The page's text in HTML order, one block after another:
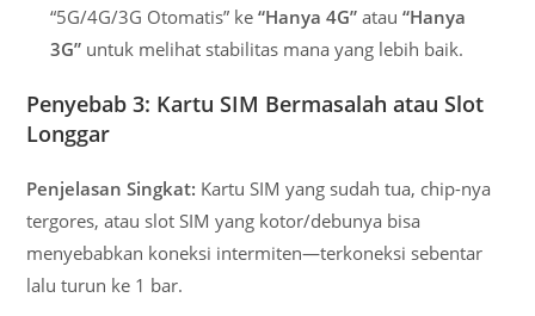
“5G/4G/3G Otomatis” ke“Hanya 4G” atau“Hanya
3G” untuk melihat stabilitas mana yang lebih baik.
Penyebab 3: Kartu SIM Bermasalah atau Slot
Longgar
Penjelasan Singkat: Kartu SIM yang sudah tua, chip-nya
tergores, atau slot SIM yang kotor/debunya bisa
menyebabkan koneksi intermiten—terkoneksi sebentar
lalu turun ke 1 bar.